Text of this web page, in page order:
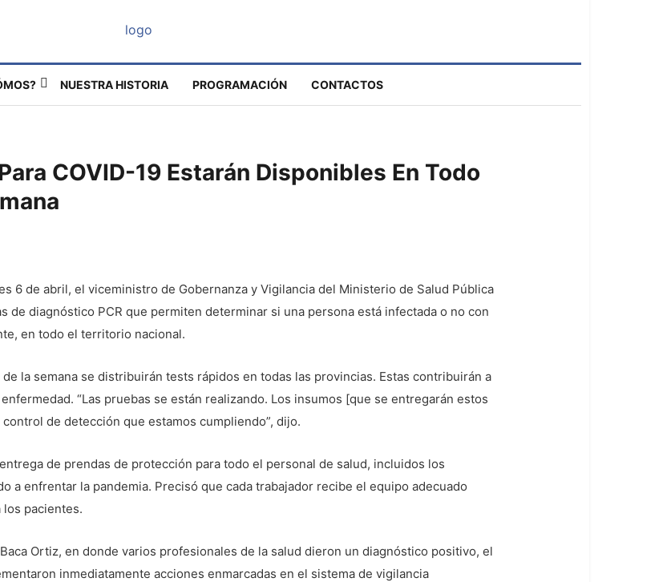
NUESTRA HISTORIA PROGRAMACIÓN CONTACTOS
COVID-19 Estarán Disponibles En Todo
6 de abril, el viceministro de Gobernanza y Vigilancia del Ministerio de Salud Pública
de diagnóstico PCR que permiten determinar si una persona está infectada o no con
en todo el territorio nacional.
la semana se distribuirán tests rápidos en todas las provincias. Estas contribuirán a
“Las pruebas se están realizando. Los insumos [que se entregarán estos
de detección que estamos cumpliendo”, dijo.
de prendas de protección para todo el personal de salud, incluidos los
a enfrentar la pandemia. Precisó que cada trabajador recibe el equipo adecuado
pacientes.
Ortiz, en donde varios profesionales de la salud dieron un diagnóstico positivo, el
inmediatamente acciones enmarcadas en el sistema de vigilancia